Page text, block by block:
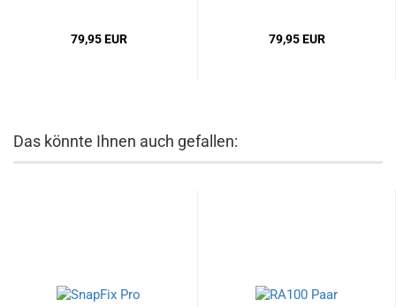
79,95 EUR 79,95 EUR
Das könnte Ihnen auch gefallen: